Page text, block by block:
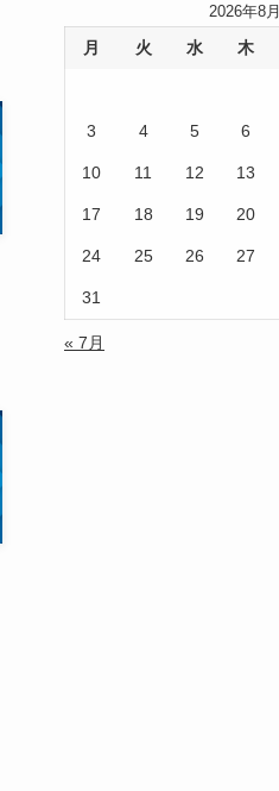
2026年8月
月 火 水 木
3 4 5 6
10 11 12 13
17 18 19 20
24 25 26 27
31
« 7月